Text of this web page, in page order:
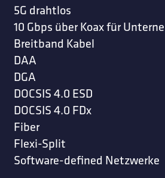
5G drahtlos
10 Gbps über Koax für
Breitband Kabel
DAA
DGA
DOCSIS 4.0 ESD
DOCSIS 4.0 FDx
Fiber
Flexi-Split
Software-defined Netzwerke